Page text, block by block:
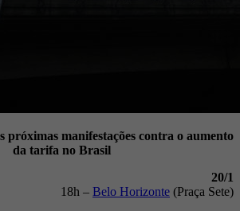
próximas manifestações contra o aumento
da tarifa no Brasil
20/1
18h – Belo Horizonte (Praça Sete)